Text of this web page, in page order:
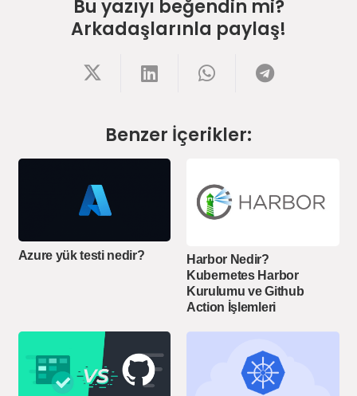
Bu yazıyı beğendin mi?
Arkadaşlarınla paylaş!
Benzer İçerikler:
Azure yük testi nedir?
Harbor Nedir?
Kubernetes Harbor
Kurulumu ve Github
Action İşlemleri